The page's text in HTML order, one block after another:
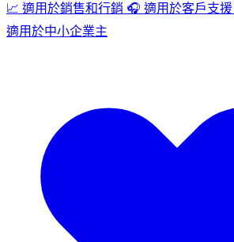
📈 適用於銷售和行銷 🎧 適用於客戶支援
適用於中小企業主